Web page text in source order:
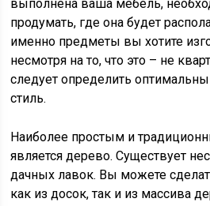
выполнена ваша мебель,
продумать, где она будет
именно предметы вы хотите
несмотря на то, что это – не
следует определить
стиль.
Наиболее простым и
является дерево. Существует
дачных лавок. Вы можете
как из досок, так и из массива